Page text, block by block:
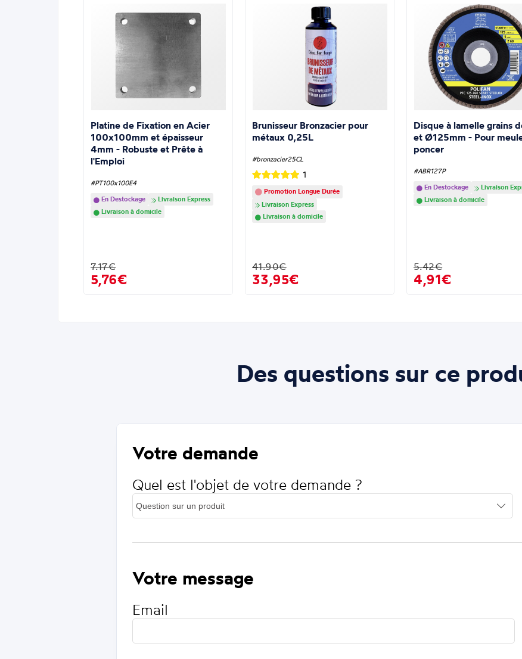
Platine de Fixation en Acier
100x100mm et épaisseur
4mm - Robuste et Prête à
l'Emploi
#PT100x100E4
En Destockage
Livraison Express
Livraison à domicile
7.17€
5,76€
Brunisseur Bronzacier pour
métaux 0,25L
#bronzacier25CL
1
Promotion Longue Durée
Livraison Express
Livraison à domicile
41.90€
33,95€
Disque à lamelle grains
et Ø125mm - Pour
poncer
#ABR127P
En Destockage
Livraison
Livraison à domicile
5.42€
4,91€
Des questions sur ce
Votre demande
Quel est l'objet de votre demande ?
Votre message
Email